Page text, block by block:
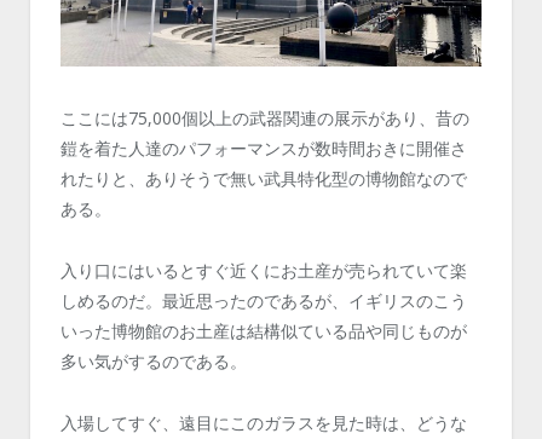
ここには75,000個以上の武器関連の展示があり、昔の
鎧を着た人達のパフォーマンスが数時間おきに開催さ
れたりと、ありそうで無い武具特化型の博物館なので
ある。
入り口にはいるとすぐ近くにお土産が売られていて楽
しめるのだ。最近思ったのであるが、イギリスのこう
いった博物館のお土産は結構似ている品や同じものが
多い気がするのである。
入場してすぐ、遠目にこのガラスを見た時は、どうな